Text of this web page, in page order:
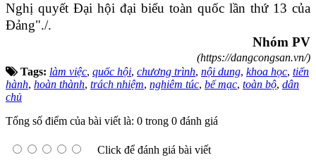
Nghị quyết Đại hội đại biểu toàn quốc lần thứ 13 của
Đảng"./.
Nhóm PV
(https://dangcongsan.vn/)
Tags: làm việc, quốc hội, chương trình, nội dung, khoa học, tiến
hành, hoàn thành, trách nhiệm, nghiêm túc, bế mạc, toàn bộ, dân
chủ
Tổng số điểm của bài viết là: 0 trong 0 đánh giá
Click để đánh giá bài viết